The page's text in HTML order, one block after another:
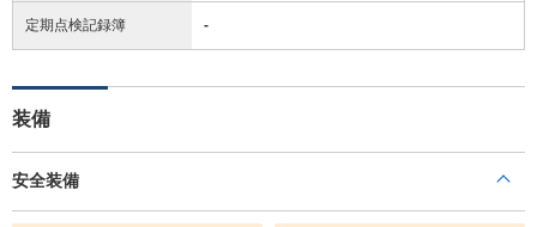
定期点検記録簿 -
装備
安全装備